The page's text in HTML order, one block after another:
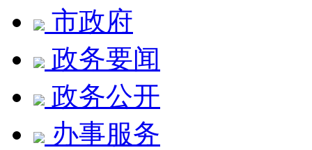
市政府
政务要闻
政务公开
办事服务